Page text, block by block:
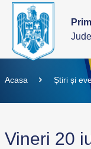
Acasa Știri și
Vineri 20